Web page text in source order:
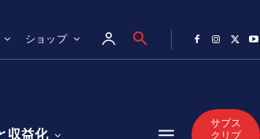
ショップ
収益化
サブス
クリプ